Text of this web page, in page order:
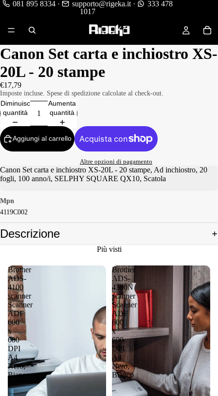
081 895 8334· supporto@rigeka.it ·
333 478
1017
Canon Set carta e inchiostro XS-
20L - 20 stampe
€17,79
Imposte incluse. Spese di spedizione calcolate al check-out.
Diminuisci
quantità
Aumenta
quantità
Aggiungi al carrello
Altre opzioni di pagamento
Canon Set carta e inchiostro XS-20L - 20 stampe, Ad inchiostro, 20
fogli, 100 anno/i, SELPHY SQUARE QX10, Scatola
Mpn
4119C002
Descrizione
Più visti
Brother
ADS-
4100
scanner
Scanner
ADF
600
x
600
DPI
A4
Nero,
Bianco
Brother
ADS-
4300N
scanner
Scanner
ADF
600
x
600
DPI
A4
Nero,
Bianco